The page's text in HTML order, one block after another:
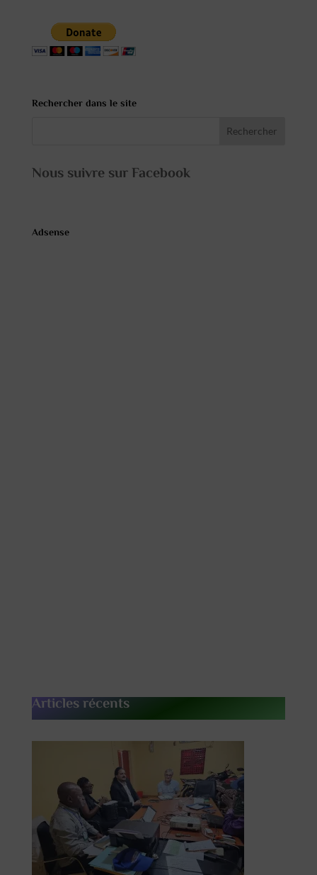
Rechercher dans le site
Nous suivre sur Facebook
Adsense
Articles récents